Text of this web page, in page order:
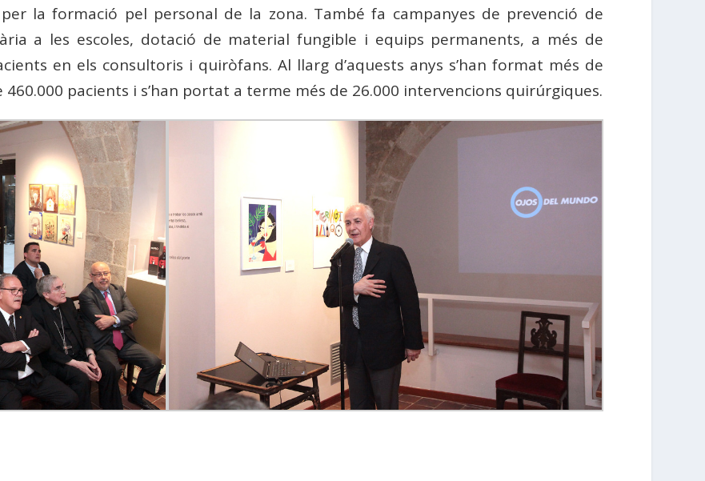
la formació pel personal de la zona. També fa campanyes de prevenció de
a les escoles, dotació de material fungible i equips permanents, a més de
en els consultoris i quiròfans. Al llarg d’aquests anys s’han format més de
460.000 pacients i s’han portat a terme més de 26.000 intervencions quirúrgiques.